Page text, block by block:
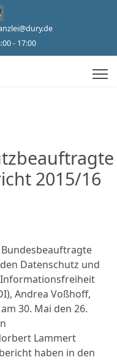
- 17:00
2015/16
Bundesbeauftragte
Datenschutz und
Andrea Voßhoff,
30. Mai den 26.
Lammert
haben in den